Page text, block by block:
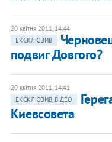
20 квітня 2011, 14:44
ЕКСКЛЮЗИВ
подвиг Довгого?
20 квітня 2011, 14:41
ЕКСКЛЮЗИВ, ВІДЕО
Киевсовета